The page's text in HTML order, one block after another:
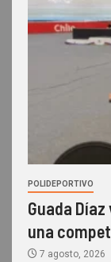
POLIDEPORTIVO
Guada
una
7 agosto, 2026